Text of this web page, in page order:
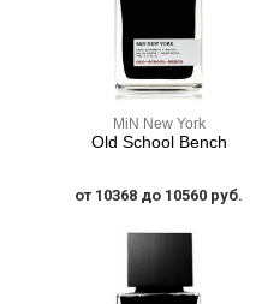
MiN New York
Old School Bench
от 10368 до 10560 руб.